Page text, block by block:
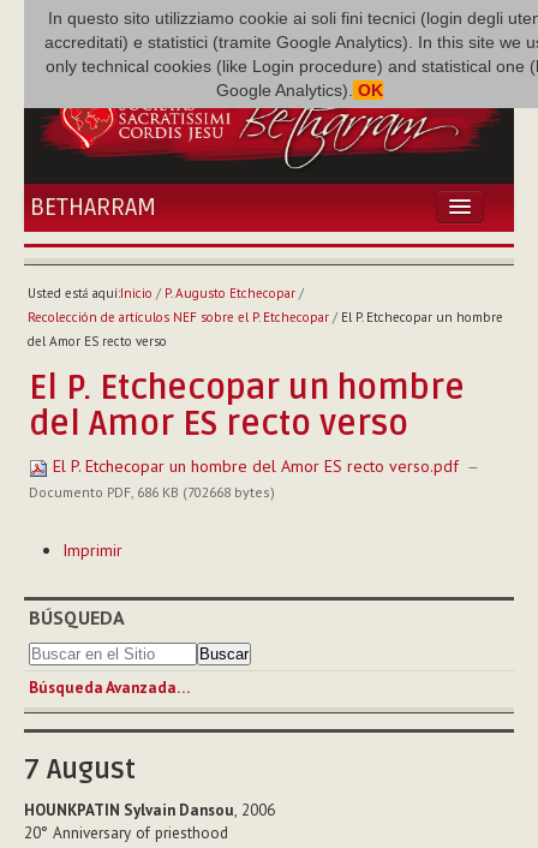
In questo sito utilizziamo cookie ai soli fini tecnici (login degli
accreditati) e statistici (tramite Google Analytics). In this site we
only technical cookies (like Login procedure) and statistical one
Google Analytics). OK
BETHARRAM
INICIO
BETHARRAM
FAMILIA
MISIÓN
NEF
MULTIMEDIA
P. AUGUSTO ETCHECOPAR
Usted está aquí:Inicio / P. Augusto Etchecopar/
Recolección de artículos NEF sobre el P. Etchecopar/ El P. Etchecopar un hombre
del Amor ES recto verso
El P. Etchecopar un hombre
del Amor ES recto verso
El P. Etchecopar un hombre del Amor ES recto verso.pdf —
Documento PDF, 686 KB (702668 bytes)
de
Imprimir
BÚSQUEDA
Búsqueda Avanzada…
7 August
HOUNKPATIN Sylvain Dansou, 2006
20° Anniversary of priesthood